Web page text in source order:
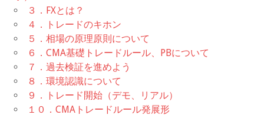
３．FXとは？
４．トレードのキホン
５．相場の原理原則について
６．CMA基礎トレードルール、PBについて
７．過去検証を進めよう
８．環境認識について
９．トレード開始（デモ、リアル）
１０．CMAトレードルール発展形